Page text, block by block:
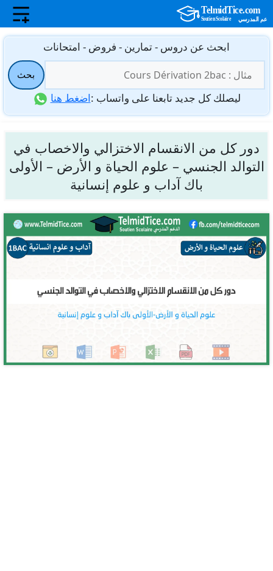
انتقل
المحتوى
ابحث عن دروس - تمارين - فروض - امتحانات
عن:
بحث
ليصلك كل جديد تابعنا على واتساب :اضغط هنا
دور كل من الانقسام الاختزالي والاخصاب في
التوالد الجنسي – علوم الحياة و الأرض – الأولى
باك آداب و علوم إنسانية